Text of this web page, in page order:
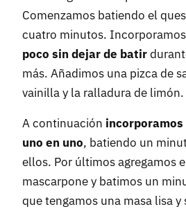
Comenzamos batiendo el
cuatro minutos.
poco sin dejar de batir
más. Añadimos una pizca de
vainilla y la ralladura de
A continuación incorporamos
uno en uno, batiendo un
ellos. Por últimos agregamos
mascarpone y batimos un
que tengamos una masa lisa